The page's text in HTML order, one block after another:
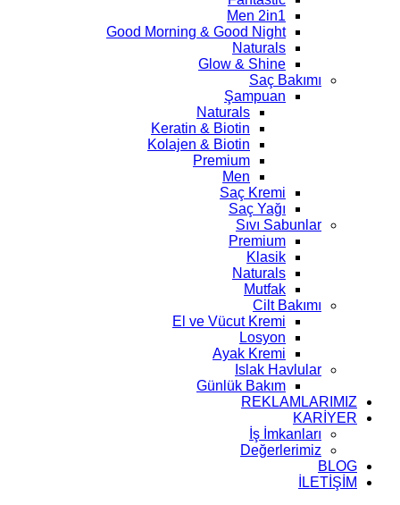
Men 2in1
Good Morning & Good Night
Naturals
Glow & Shine
Saç Bakımı
Şampuan
Naturals
Keratin & Biotin
Kolajen & Biotin
Premium
Men
Saç Kremi
Saç Yağı
Sıvı Sabunlar
Premium
Klasik
Naturals
Mutfak
Cilt Bakımı
El ve Vücut Kremi
Losyon
Ayak Kremi
Islak Havlular
Günlük Bakım
REKLAMLARIMIZ
KARİYER
İş İmkanları
Değerlerimiz
BLOG
İLETİŞİM